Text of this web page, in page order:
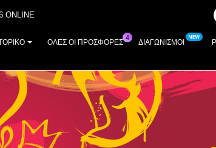
ONLINE
ΟΛΕΣ ΟΙ ΠΡΟΣΦΟΡΕΣ ΔΙΑΓΩΝΙΣΜΟΊ